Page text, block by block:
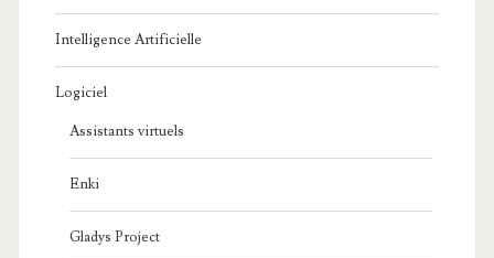
Intelligence Artificielle
Logiciel
Assistants virtuels
Enki
Gladys Project